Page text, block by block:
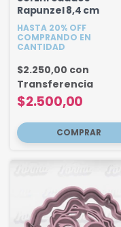
Rapunzel 8,4 cm
HASTA 20% OFF
COMPRANDO EN
CANTIDAD
$2.500,00
$2.250,00 con
Transferencia